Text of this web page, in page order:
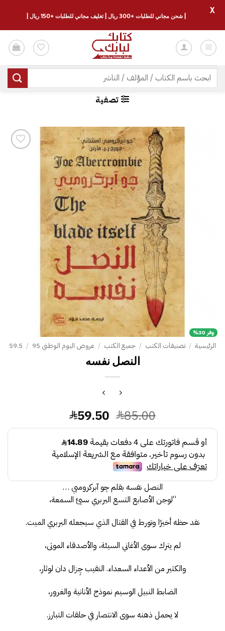
للمحتوى
البحث
عن:
تصفية
وفر 30%
الرئيسية / تصنيفات الكتب / جميع الكتب / عروض اليوم الوطني 95 /
59.5
النصل نفسه
85.00 السعر
الأصلي
هو:
85.00.
59.50 السعر
الحالي
هو:
59.50.
النصل نفسه بقلم چو آبركرومبي …
“لوجن الأصابع التسع البربري سيئ السمعة،
نفد حظه أخيرًا وتورط في القتال الذي سيجعله البربري الميت.
لم يترك سوى الأغاني السيئة، والأصدقاء الموتى،
والكثير من الأعداء السعداء. النقيب چِزال دان لوثار،
الضابط النبيل الوسيم نموذج الأنانية والغرور،
لا يحمل ذهنه سوى الانتصار في حلقات التبارز.
| شحن مجاني للطلبات +300 ريال | تغليف مجاني للطلبات +150 ريال |
X